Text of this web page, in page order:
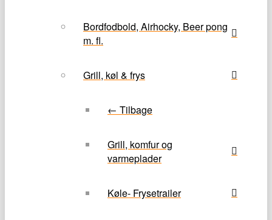
Bordfodbold, Airhocky, Beer pong
m. fl.
Grill, køl & frys
← Tilbage
Grill, komfur og
varmeplader
Køle- Frysetrailer